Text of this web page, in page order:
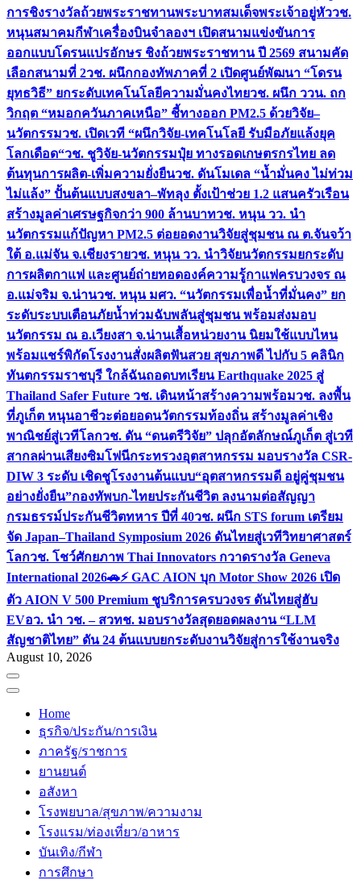
การชิงรางวัลถ้วยพระราชทานพระบาทสมเด็จพระเจ้าอยู่หัววช.
หนุนสมาคมกีฬาเครื่องบินจำลองฯ เปิดสนามแข่งขันการ
ออกแบบโดรนแปรอักษร ชิงถ้วยพระราชทาน ปี 2569 สนามคัด
เลือกสนามที่ 2วช. ผนึกกองทัพภาคที่ 2 เปิดศูนย์พัฒนา “โดรน
ยุทธวิธี” ยกระดับเทคโนโลยีความมั่นคงไทยวช. ผนึก ววน. ถก
วิกฤต “หมอกควันภาคเหนือ” ชี้ทางออก PM2.5 ด้วยวิจัย–
นวัตกรรมวช. เปิดเวที “ผนึกวิจัย-เทคโนโลยี รับมือภัยแล้งยุค
โลกเดือด“วช. ชูวิจัย-นวัตกรรมปุ๋ย ทางรอดเกษตรกรไทย ลด
ต้นทุนการผลิต-เพิ่มความยั่งยืนวช. ดันโมเดล “น้ำมั่นคง ไม่ท่วม
ไม่แล้ง” ปั้นต้นแบบสงขลา–พัทลุง ตั้งเป้าช่วย 1.2 แสนครัวเรือน
สร้างมูลค่าเศรษฐกิจกว่า 900 ล้านบาทวช. หนุน วว. นำ
นวัตกรรมแก้ปัญหา PM2.5 ต่อยอดงานวิจัยสู่ชุมชน ณ ต.จันจว้า
ใต้ อ.แม่จัน จ.เชียงรายวช. หนุน วว. นำวิจัยนวัตกรรมยกระดับ
การผลิตกาแฟ และศูนย์ถ่ายทอดองค์ความรู้กาแฟครบวงจร ณ
อ.แม่จริม จ.น่านวช. หนุน มศว. “นวัตกรรมเพื่อน้ำที่มั่นคง” ยก
ระดับระบบเตือนภัยน้ำท่วมฉับพลันสู่ชุมชน พร้อมส่งมอบ
นวัตกรรม ณ อ.เวียงสา จ.น่านเสื้อหน่วยงาน นิยมใช้แบบไหน
พร้อมแชร์พิกัดโรงงานสั่งผลิตฟันสวย สุขภาพดี ไปกับ 5 คลินิก
ทันตกรรมราชบุรี ใกล้ฉันถอดบทเรียน Earthquake 2025 สู่
Thailand Safer Future วช. เดินหน้าสร้างความพร้อมวช. ลงพื้น
ที่ภูเก็ต หนุนอาชีวะต่อยอดนวัตกรรมท้องถิ่น สร้างมูลค่าเชิง
พาณิชย์สู่เวทีโลกวช. ดัน “ดนตรีวิจัย” ปลุกอัตลักษณ์ภูเก็ต สู่เวที
สากลผ่านเสียงซิมโฟนีกระทรวงอุตสาหกรรม มอบรางวัล CSR-
DIW 3 ระดับ เชิดชูโรงงานต้นแบบ“อุตสาหกรรมดี อยู่คู่ชุมชน
อย่างยั่งยืน”กองทัพบก-ไทยประกันชีวิต ลงนามต่อสัญญา
กรมธรรม์ประกันชีวิตทหาร ปีที่ 40วช. ผนึก STS forum เตรียม
จัด Japan–Thailand Symposium 2026 ดันไทยสู่เวทีวิทยาศาสตร์
โลกวช. โชว์ศักยภาพ Thai Innovators กวาดรางวัล Geneva
International 2026🚗⚡️ GAC AION บุก Motor Show 2026 เปิด
ตัว AION V 500 Premium ชูบริการครบวงจร ดันไทยสู่ฮับ
EVอว. นำ วช. – สวทช. มอบรางวัลสุดยอดผลงาน “LLM
สัญชาติไทย” ดัน 24 ต้นแบบยกระดับงานวิจัยสู่การใช้งานจริง
August 10, 2026
Home
ธุรกิจ/ประกัน/การเงิน
ภาครัฐ/ราชการ
ยานยนต์
อสังหา
โรงพยบาล/สุขภาพ/ความงาม
โรงแรม/ท่องเที่ยว/อาหาร
บันเทิง/กีฬา
การศึกษา